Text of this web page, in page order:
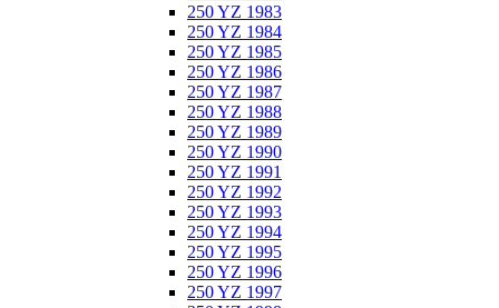
250 YZ 1983
250 YZ 1984
250 YZ 1985
250 YZ 1986
250 YZ 1987
250 YZ 1988
250 YZ 1989
250 YZ 1990
250 YZ 1991
250 YZ 1992
250 YZ 1993
250 YZ 1994
250 YZ 1995
250 YZ 1996
250 YZ 1997